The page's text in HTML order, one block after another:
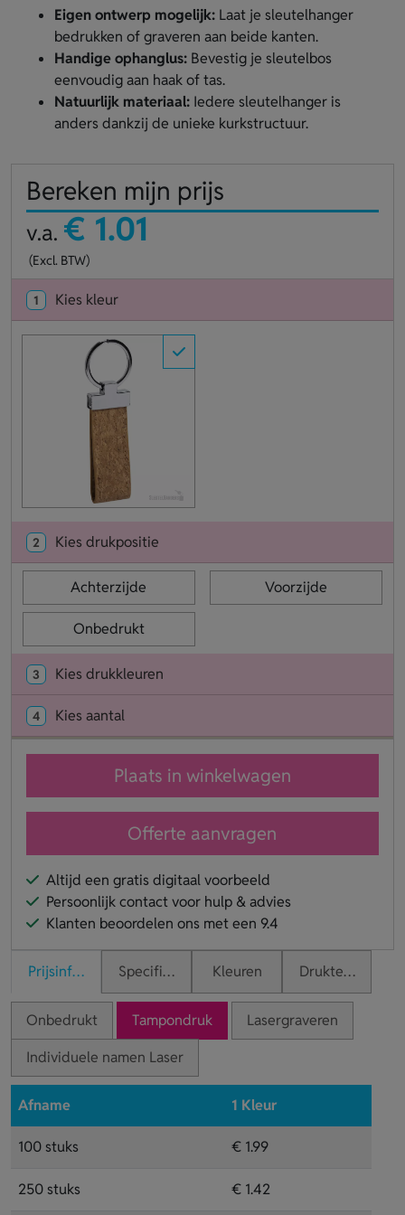
Eigen ontwerp mogelijk: Laat je sleutelhanger
bedrukken of graveren aan beide kanten.
Handige ophanglus: Bevestig je sleutelbos
eenvoudig aan haak of tas.
Natuurlijk materiaal: Iedere sleutelhanger is
anders dankzij de unieke kurkstructuur.
Bereken mijn prijs
v.a. € 1.01
(Excl. BTW)
1 Kies kleur
2 Kies drukpositie
Achterzijde Voorzijde
Onbedrukt
3 Kies drukkleuren
4 Kies aantal
Plaats in winkelwagen
Offerte aanvragen
Altijd een gratis digitaal voorbeeld
Persoonlijk contact voor hulp & advies
Klanten beoordelen ons met een 9.4
PrijsinformatieSpecificaties Kleuren Druktechnieken
Onbedrukt Tampondruk
Lasergraveren
Individuele namen Laser
Afname 1 Kleur
100 stuks € 1.99
250 stuks € 1.42